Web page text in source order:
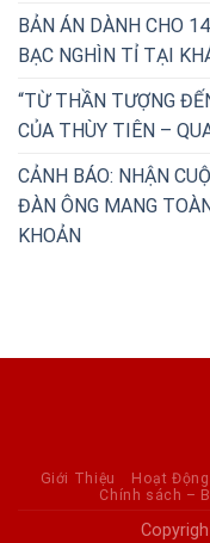
BẢN ÁN DÀNH CHO
BẠC NGHÌN TỈ TẠI
“TỪ THẦN TƯỢNG
CỦA THÙY TIÊN –
CẢNH BÁO: NHẬN
ĐÀN ÔNG MANG
KHOẢN
Giới Thiệu Hoạt Động
Chính sách –